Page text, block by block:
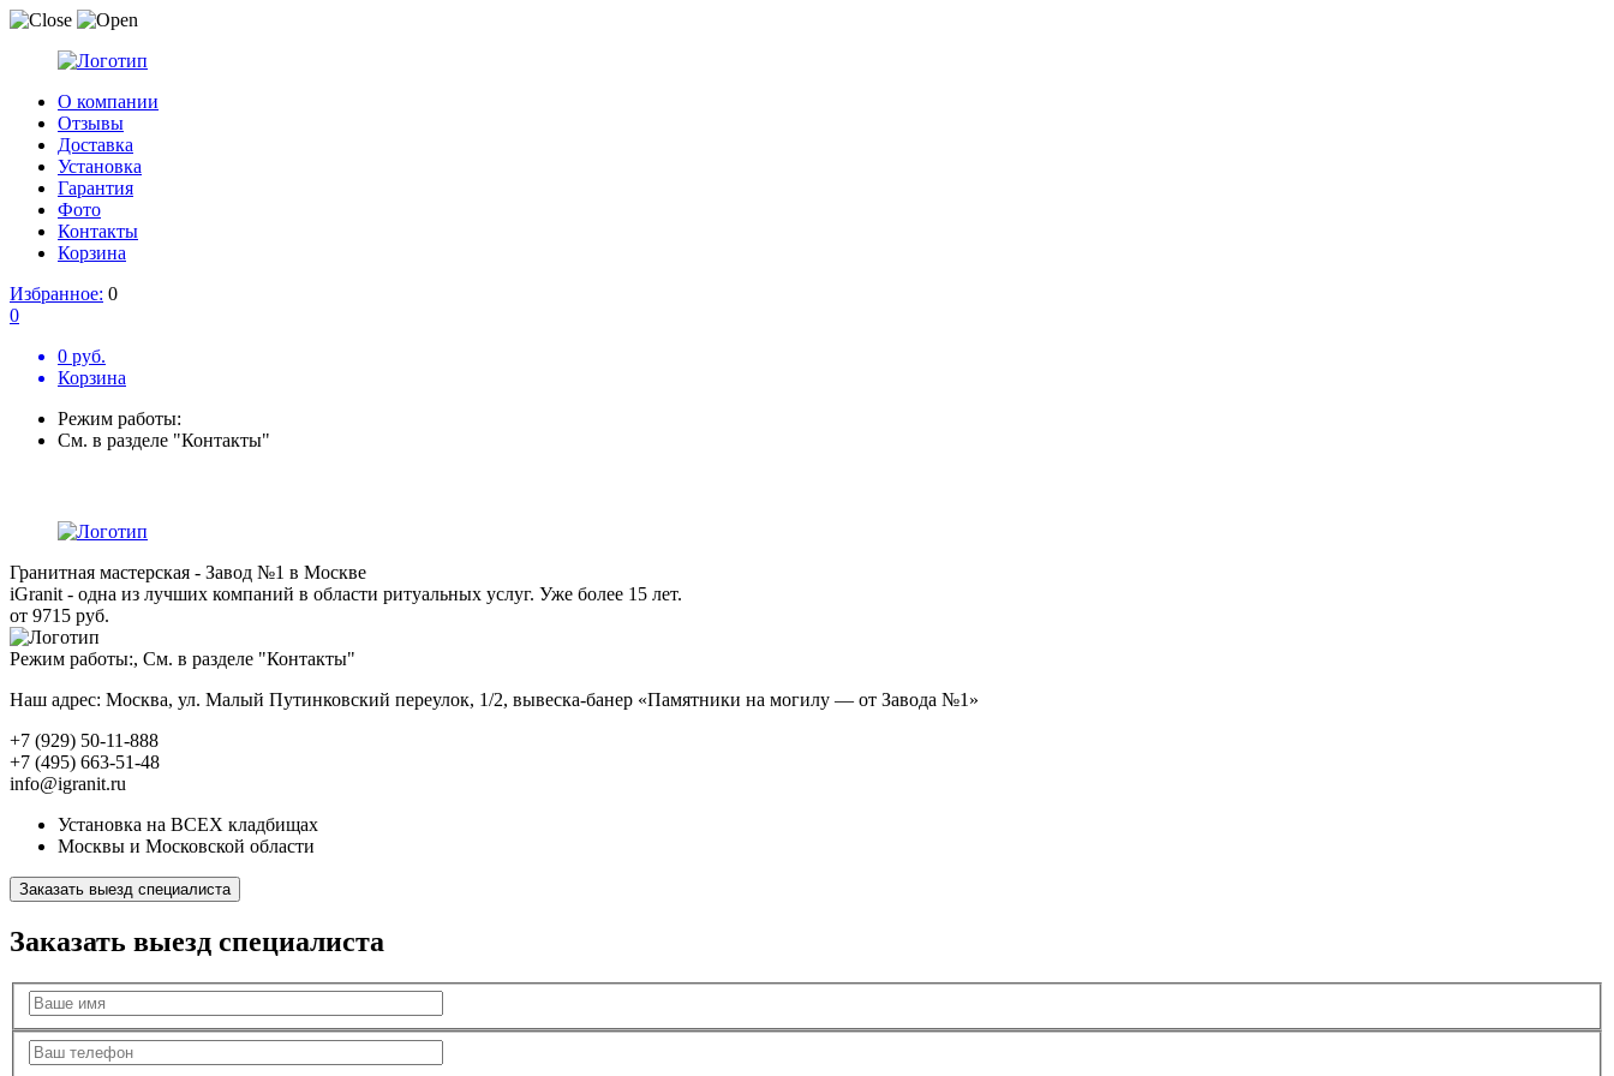
О компании
Отзывы
Доставка
Установка
Гарантия
Фото
Контакты
Корзина
Избранное: 0
0
0 руб.
Корзина
Режим работы:
См. в разделе "Контакты"
Гранитная мастерская - Завод №1 в Москве
iGranit - одна из лучших компаний в области ритуальных услуг. Уже более 15 лет.
от 9715 руб.
Режим работы:, См. в разделе "Контакты"
Наш адрес: Москва, ул. Малый Путинковский переулок, 1/2, вывеска-банер «Памятники на могилу — от Завода №1»
+7 (929) 50-11-888
+7 (495) 663-51-48
info@igranit.ru
Установка на ВСЕХ кладбищах
Москвы и Московской области
Заказать выезд специалиста
Заказать выезд специалиста